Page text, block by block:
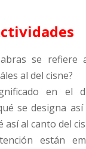
se refiere
al del cisne?
en el
se designa
al canto del
están